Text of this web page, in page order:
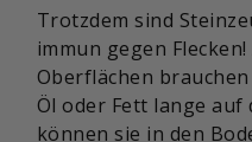
Trotzdem sind
immun gegen
Oberflächen
Öl oder Fett lange auf
können sie in den